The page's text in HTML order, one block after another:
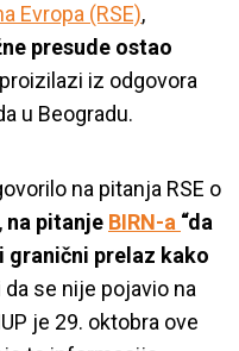
Evropa (RSE),
presude ostao
iz odgovora
u Beogradu.
na pitanja RSE o
na pitanje BIRN-a “da
granični prelaz kako
da se nije pojavio na
je 29. oktobra ove